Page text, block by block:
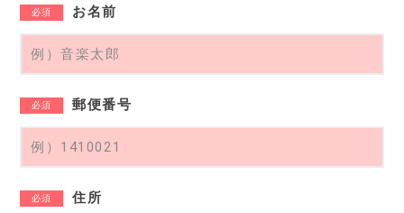
必須 お名前
必須 郵便番号
必須 住所